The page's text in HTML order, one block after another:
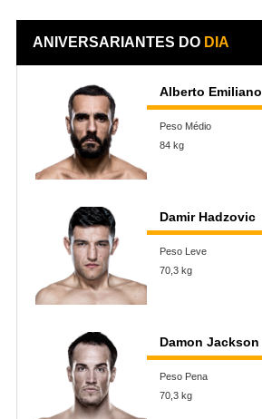
ANIVERSARIANTES DO DIA
Alberto Emiliano
Peso Médio
84 kg
Damir Hadzovic
Peso Leve
70,3 kg
Damon Jackson
Peso Pena
70,3 kg